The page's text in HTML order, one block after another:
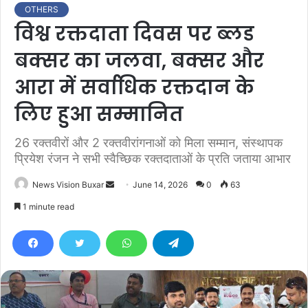
OTHERS
विश्व रक्तदाता दिवस पर ब्लड
बक्सर का जलवा, बक्सर और
आरा में सर्वाधिक रक्तदान के
लिए हुआ सम्मानित
26 रक्तवीरों और 2 रक्तवीरांगनाओं को मिला सम्मान, संस्थापक
प्रियेश रंजन ने सभी स्वैच्छिक रक्तदाताओं के प्रति जताया आभार
News Vision Buxar
d
m
June 14, 2026 0 63
1 minute read